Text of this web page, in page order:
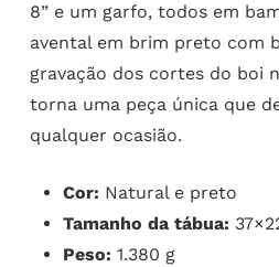
8” e um garfo, todos em
avental em brim preto com
gravação dos cortes do boi
torna uma peça única que
qualquer ocasião.
Cor: Natural e preto
Tamanho da tábua:
Peso: 1.380 g